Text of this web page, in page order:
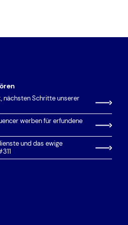
nächsten Schritte unserer
werben für erfundene
und das ewige